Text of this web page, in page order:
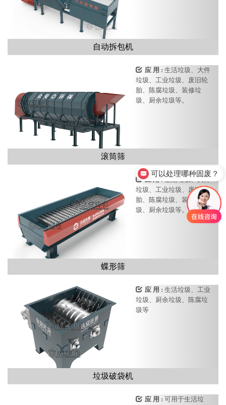
自动拆包机
应 用 : 生活垃圾、大件
垃圾、工业垃圾、废旧轮
胎、陈腐垃圾、装修垃
圾、厨余垃圾等。
滚筒筛
应 用 :生活垃圾、大件
垃圾、工业垃圾、废旧轮
胎、陈腐垃圾、装修垃
圾、厨余垃圾等。
蝶形筛
应 用 : 生活垃圾、工业
垃圾、厨余垃圾、陈腐垃
圾等
垃圾破袋机
应 用 : 可用于生活垃
可以处理哪种固废？